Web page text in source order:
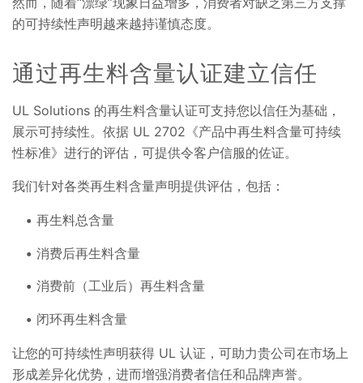
的可持续性声明越来越持谨慎态度。
通过再生料含量认证建立信任
UL Solutions 的再生料含量认证可支持您以信任为基础，
展示可持续性。依据 UL 2702《产品中再生料含量可持续
性标准》进行的评估，可提供令客户信服的佐证。
我们针对各类再生料含量声明提供评估，包括：
再生料总含量
消费后再生料含量
消费前（工业后）再生料含量
闭环再生料含量
让您的可持续性声明获得 UL 认证，可助力贵公司在市场上
形成差异化优势，进而增强消费者信任和品牌声誉。